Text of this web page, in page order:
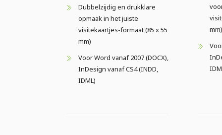
Dubbelzijdig en drukklare
opmaak in het juiste
visitekaartjes-formaat (85 x 55
mm)
Voor Word vanaf 2007 (DOCX),
InDesign vanaf CS4 (INDD,
IDML)
mm)